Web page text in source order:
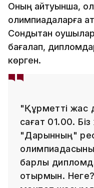
Оның айтуынша, ол
олимпиадаларға
Сондықтан
бағалап,
көрген.
"Құрметті жас
сағат 01.00.
"Дарынның"
барлық
отырмын.